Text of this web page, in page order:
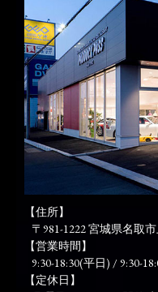
【住所】
〒981-1222 宮城県名取
【営業時間】
9:30-18:30(平日) / 9:30-
【定休日】